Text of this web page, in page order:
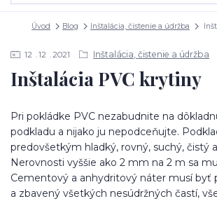
Úvod Blog Inštalácia, čistenie a údržba
12 12 2021 Inštalácia, čistenie a údržba
Inštalácia PVC krytiny
Pri pokládke PVC nezabudnite na
podkladu a nijako ju nepodceňujte.
predovšetkým hladký, rovný, suchý, čistý
Nerovnosti vyššie ako 2 mm na 2 m sa
Cementový a anhydritový náter musí byť
a zbavený všetkých nesúdržných častí,